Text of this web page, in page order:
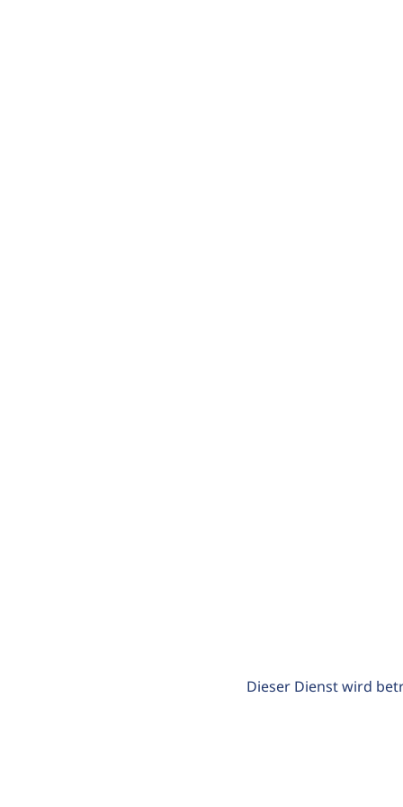
Dieser Dienst wird